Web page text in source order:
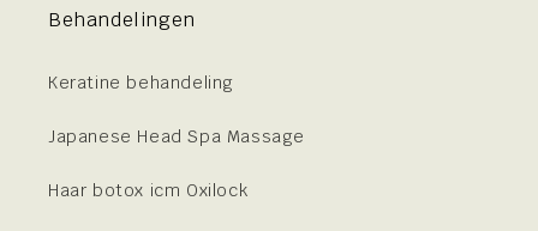
Behandelingen
Keratine behandeling
Japanese Head Spa Massage
Haar botox icm Oxilock